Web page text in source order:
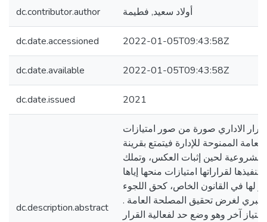
dc.contributor.author أولاد سعيد, فطيمة
dc.date.accessioned 2022-01-05T09:43:58Z
dc.date.available 2022-01-05T09:43:58Z
dc.date.issued 2021
dc.description.abstract
الاداري صورة من صور امتيازات
الممنوحة للإدارة فيتمتع بقرينة
لحين إثبات العكس، وتملك
تنفيذها لقراراتها امتيازات منحها إياها
لها في القانون الخاص، كحق اللجوء
لغرض تحقيق المصلحة العامة .
امتياز آخر وهو وضع حد لفعالية القرار